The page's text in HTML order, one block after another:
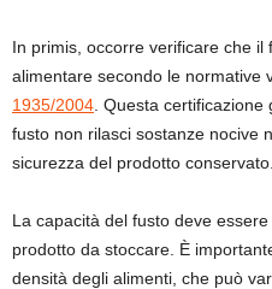
In primis, occorre verificare che
alimentare secondo le normative
1935/2004 . Questa
fusto non rilasci sostanze nocive
sicurezza del prodotto conservato.
La capacità del fusto deve
prodotto da stoccare. È
densità degli alimenti, che può